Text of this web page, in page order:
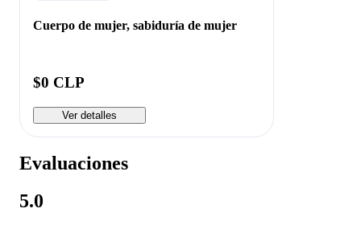
Cuerpo de mujer, sabiduría de mujer
$0 CLP
Ver detalles
Evaluaciones
5.0